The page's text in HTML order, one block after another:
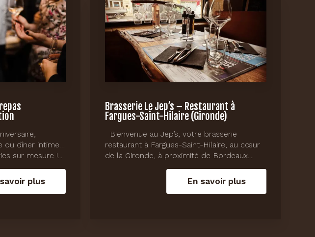
ou dîner intime…
sur mesure !...
plus
Brasserie Le Jep’s – Restaurant à
Fargues-Saint-Hilaire (Gironde)
Bienvenue au Jep’s, votre brasserie
restaurant à Fargues-Saint-Hilaire, au cœur
de la Gironde, à proximité de Bordeaux....
En savoir plus